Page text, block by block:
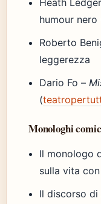
Heath
humour nero
Roberto
leggerezza
Dario Fo –
(
Monologhi
Il monologo
sulla vita
Il discorso di